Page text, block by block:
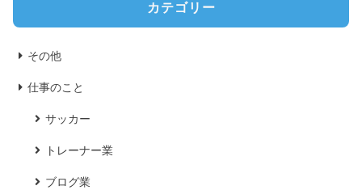
カテゴリー
その他
仕事のこと
サッカー
トレーナー業
ブログ業